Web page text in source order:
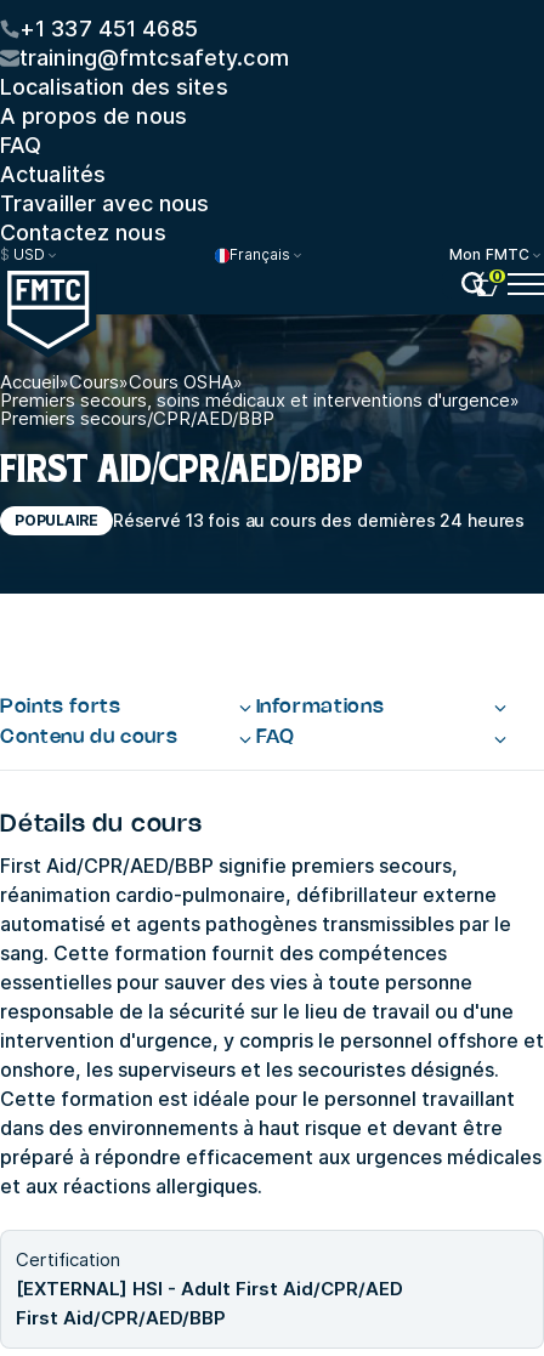
+1 337 451 4685
training@fmtcsafety.com
Localisation des sites
A propos de nous
FAQ
Actualités
Travailler avec nous
Contactez nous
$ USD Français
Mon FMTC
0
Accueil»Cours»Cours OSHA»
Premiers secours, soins médicaux et interventions d'urgence»
Premiers secours/CPR/AED/BBP
FIRST AID/CPR/AED/BBP
POPULAIRE Réservé 13 fois au cours des dernières 24 heures
Points forts
Informations
Contenu du cours
FAQ
Détails du cours
First Aid/CPR/AED/BBP signifie premiers secours,
réanimation cardio-pulmonaire, défibrillateur externe
automatisé et agents pathogènes transmissibles par le
sang. Cette formation fournit des compétences
essentielles pour sauver des vies à toute personne
responsable de la sécurité sur le lieu de travail ou d'une
intervention d'urgence, y compris le personnel offshore et
onshore, les superviseurs et les secouristes désignés.
Cette formation est idéale pour le personnel travaillant
dans des environnements à haut risque et devant être
préparé à répondre efficacement aux urgences médicales
et aux réactions allergiques.
Certification
[EXTERNAL] HSI - Adult First Aid/CPR/AED
First Aid/CPR/AED/BBP